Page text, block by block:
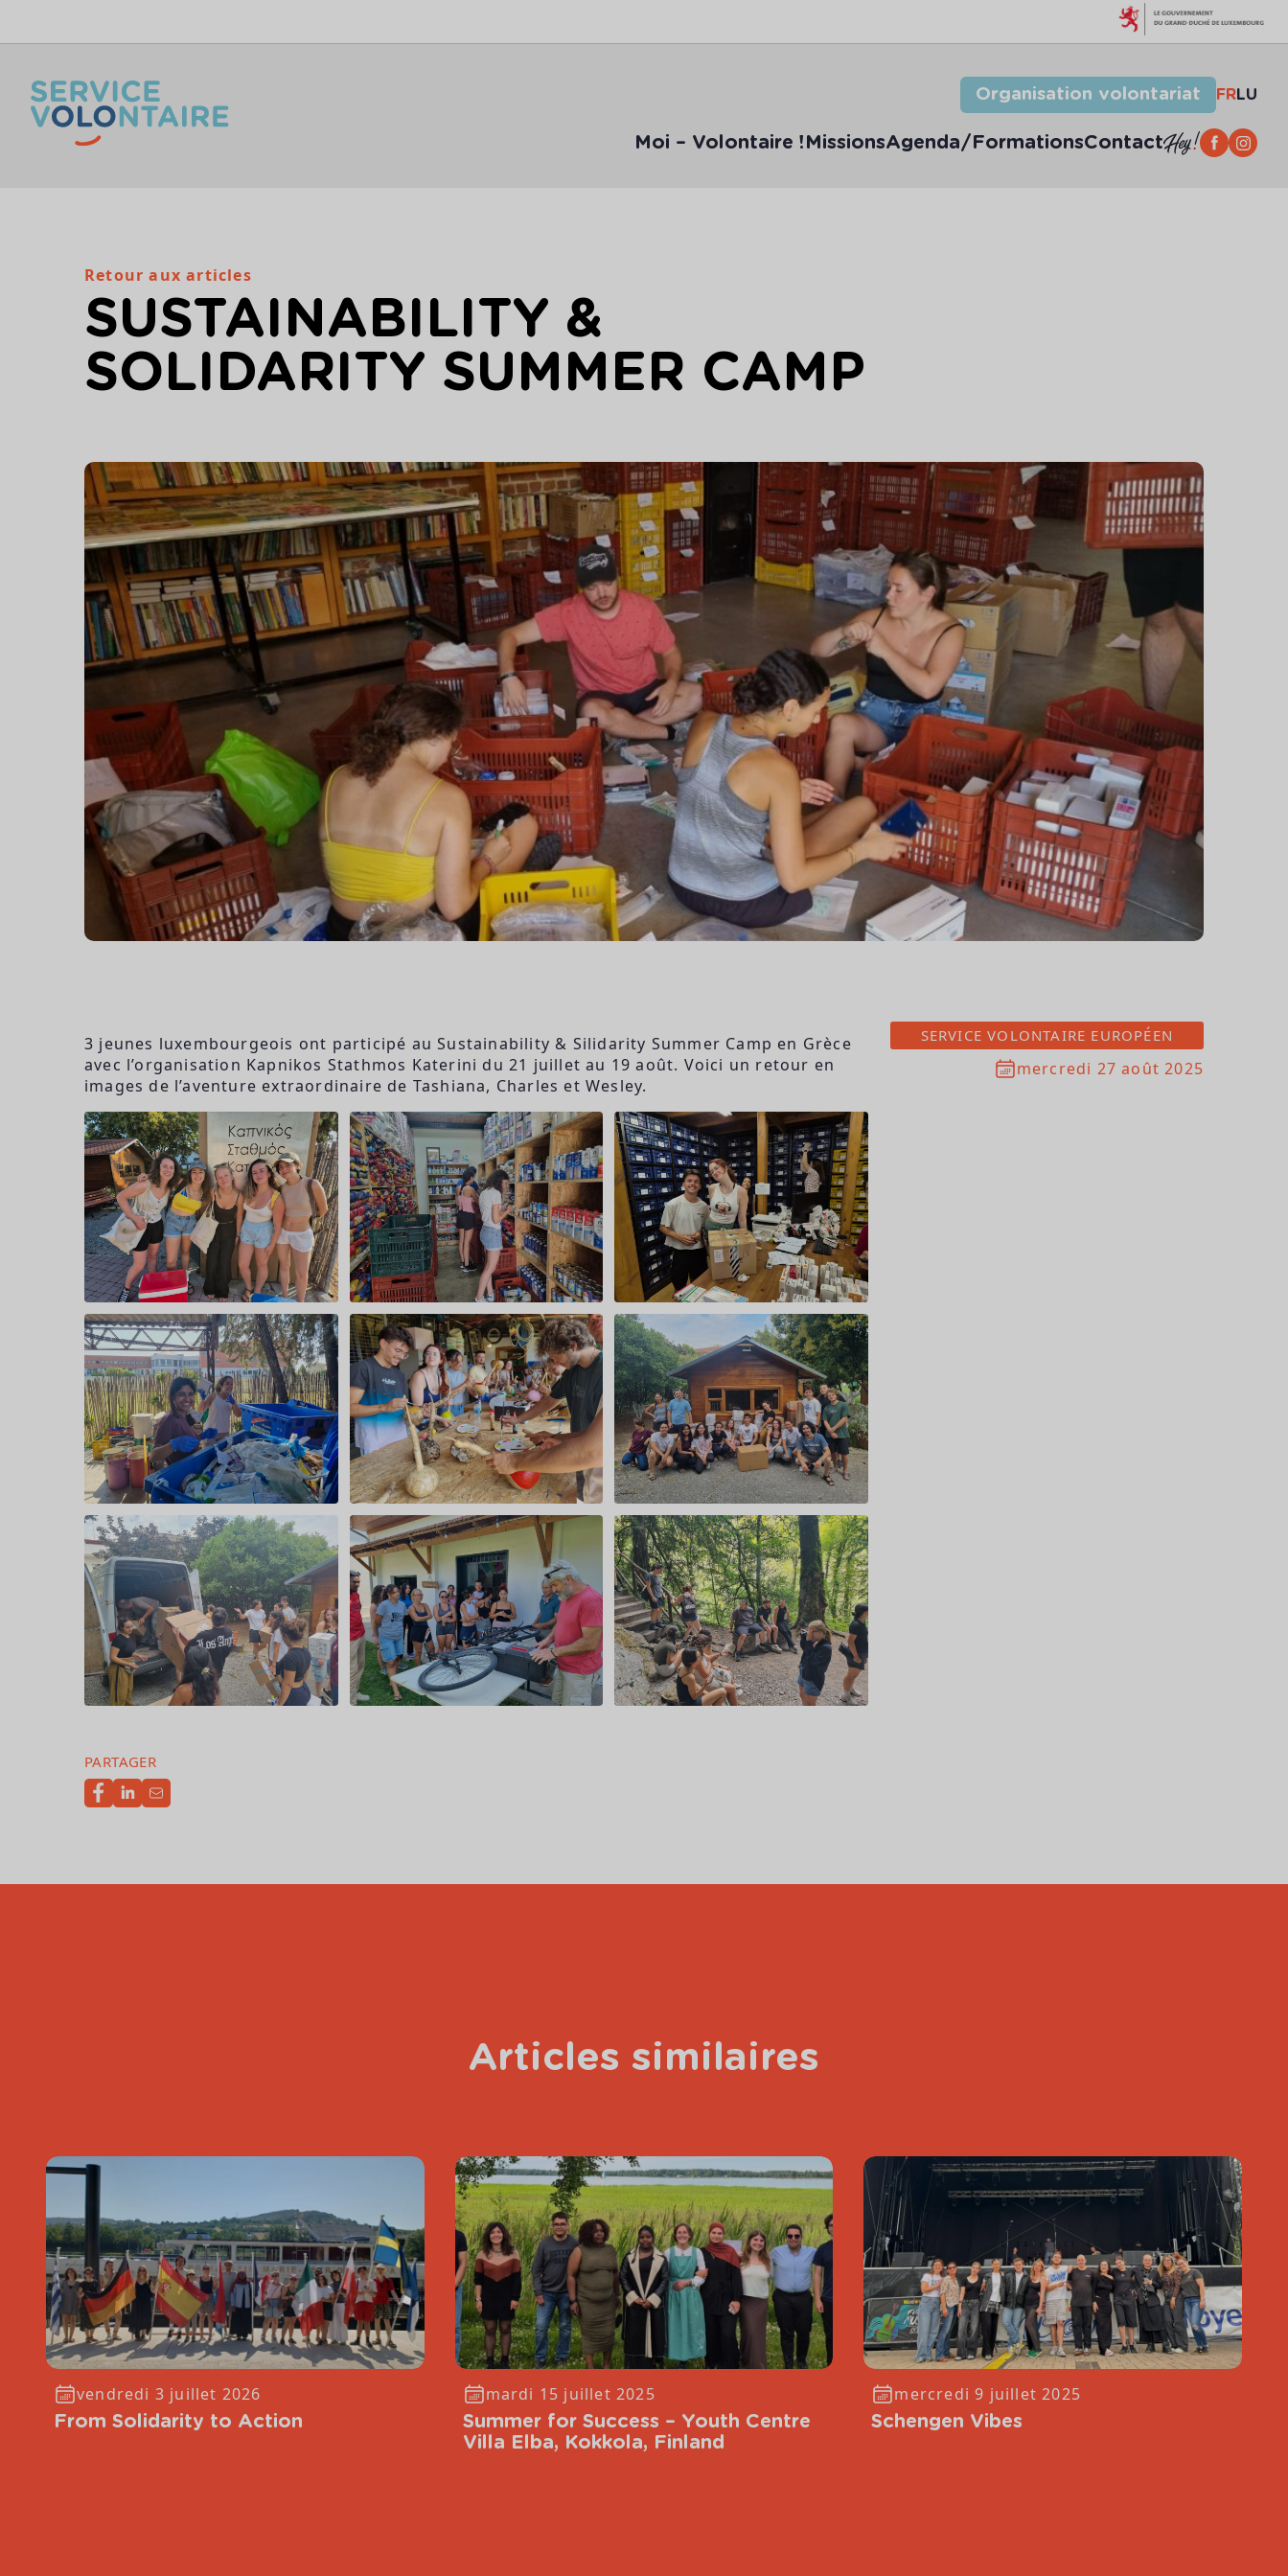
Organisation volontariat FRLU
Moi – Volontaire ! MissionsAgenda/FormationsContact
Retour aux articles
SUSTAINABILITY &
SOLIDARITY SUMMER CAMP
3 jeunes luxembourgeois ont participé au Sustainability & Silidarity Summer Camp en Grèce
avec l’organisation Kapnikos Stathmos Katerini du 21 juillet au 19 août. Voici un retour en
images de l’aventure extraordinaire de Tashiana, Charles et Wesley.
SERVICE VOLONTAIRE EUROPÉEN
mercredi 27 août 2025
PARTAGER
Articles similaires
vendredi 3 juillet 2026
From Solidarity to Action
mardi 15 juillet 2025
Summer for Success – Youth Centre
Villa Elba, Kokkola, Finland
mercredi 9 juillet 2025
Schengen Vibes